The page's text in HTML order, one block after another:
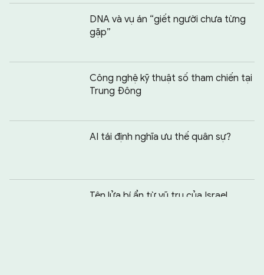
DNA và vụ án “giết người chưa từng
gặp”
Công nghệ kỹ thuật số tham chiến tại
Trung Đông
AI tái định nghĩa ưu thế quân sự?
Tên lửa bí ẩn từ vũ trụ của Israel